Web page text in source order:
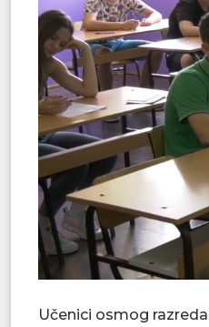
Učenici osmog